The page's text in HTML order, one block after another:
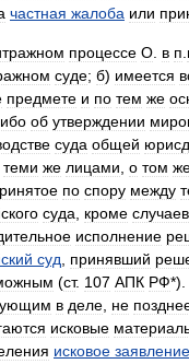
частная жалоба или
процессе О в п
суде; б) имеется
предмете и по тем же
об утверждении
суда общей
теми же лицами о том
по спору между
суда кроме случаев
исполнение
суд принявший
(ст. 107 АПК РФ*).
в деле не
исковые
исковое заявление